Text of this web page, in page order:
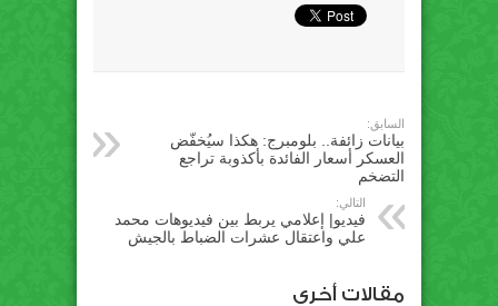
السابق:
بيانات زائفة.. بلومبرج: هكذا سيُخفّض
العسكر أسعار الفائدة بأكذوبة تراجع
التضخم
التالي:
فيديو| إعلامي يربط بين فيديوهات محمد
علي واعتقال عشرات الضباط بالجيش
مقالات أخري